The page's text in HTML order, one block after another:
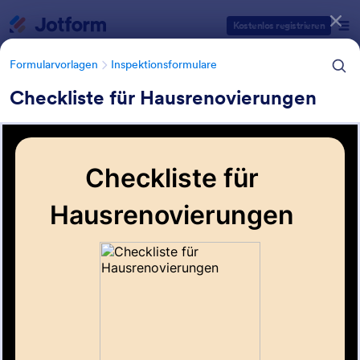
Kostenlos registrieren
Formularvorlagen Inspektionsformulare
Checkliste für Hausrenovierungen
Formularvorlagen Inspektionsformulare
Formulare für
Hausinspektionen
Formularvorlagen Kategorien